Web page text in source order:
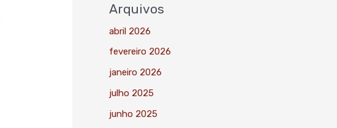
Arquivos
abril 2026
fevereiro 2026
janeiro 2026
julho 2025
junho 2025